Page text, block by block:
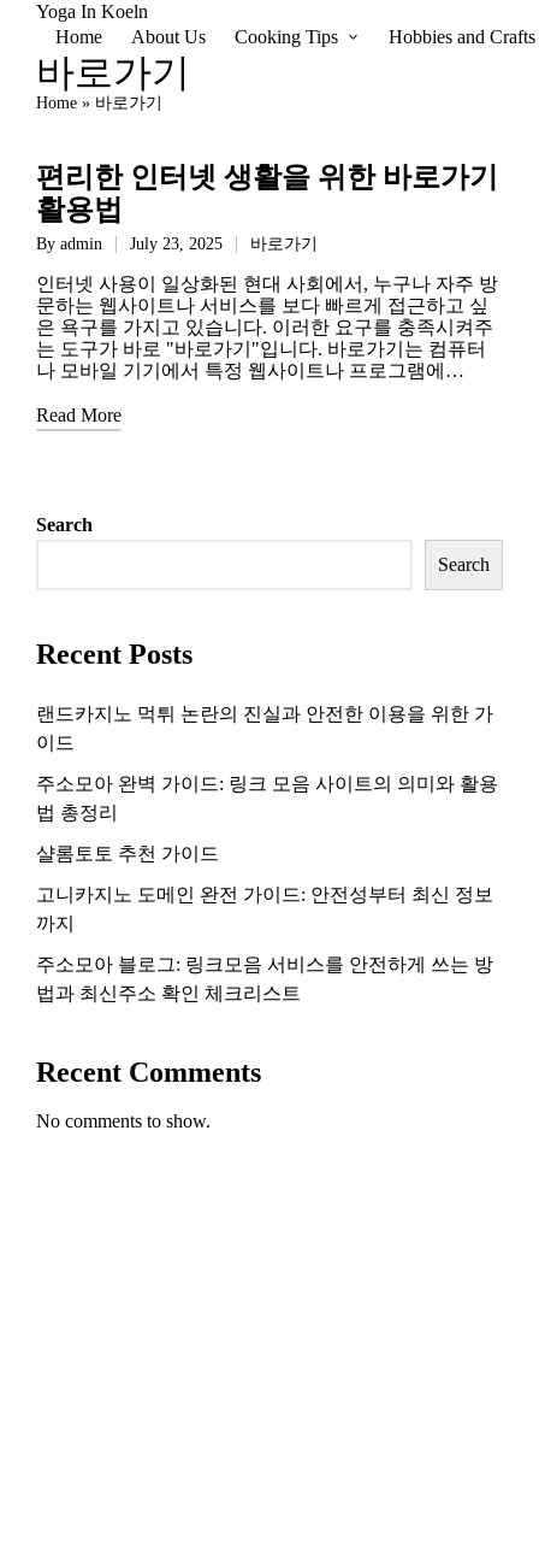
Yoga In Koeln
Home
About Us Cooking Tips Hobbies and Crafts
바로가기
Home » 바로가기
편리한 인터넷 생활을 위한 바로가기
활용법
Posted
By admin July 23, 2025
Posted
바로가기
인터넷 사용이 일상화된 현대 사회에서, 누구나 자주 방
문하는 웹사이트나 서비스를 보다 빠르게 접근하고 싶
은 욕구를 가지고 있습니다. 이러한 요구를 충족시켜주
는 도구가 바로 "바로가기"입니다. 바로가기는 컴퓨터
나 모바일 기기에서 특정 웹사이트나 프로그램에…
Read More
Search
Search
Recent Posts
랜드카지노 먹튀 논란의 진실과 안전한 이용을 위한 가
이드
주소모아 완벽 가이드: 링크 모음 사이트의 의미와 활용
법 총정리
샬롬토토 추천 가이드
고니카지노 도메인 완전 가이드: 안전성부터 최신 정보
까지
주소모아 블로그: 링크모음 서비스를 안전하게 쓰는 방
법과 최신주소 확인 체크리스트
Recent Comments
No comments to show.